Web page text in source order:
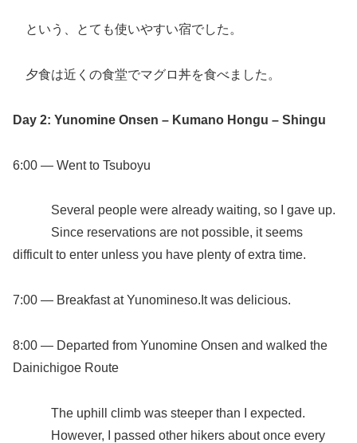
という、とても使いやすい宿でした。
夕食は近くの食堂でマグロ丼を食べました。
Day 2: Yunomine Onsen – Kumano Hongu – Shingu
6:00 — Went to Tsuboyu
Several people were already waiting, so I gave up.
Since reservations are not possible, it seems
difficult to enter unless you have plenty of extra time.
7:00 — Breakfast at Yunomineso.It was delicious.
8:00 — Departed from Yunomine Onsen and walked the
Dainichigoe Route
The uphill climb was steeper than I expected.
However, I passed other hikers about once every